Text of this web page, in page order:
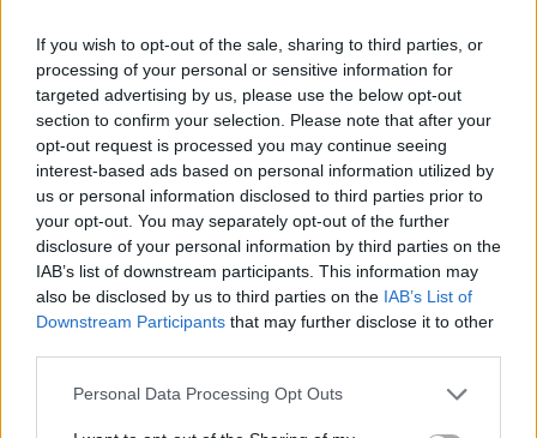
If you wish to opt-out of the sale, sharing to third parties, or
processing of your personal or sensitive information for
targeted advertising by us, please use the below opt-out
section to confirm your selection. Please note that after your
opt-out request is processed you may continue seeing
interest-based ads based on personal information utilized by
us or personal information disclosed to third parties prior to
your opt-out. You may separately opt-out of the further
disclosure of your personal information by third parties on the
IAB’s list of downstream participants. This information may
also be disclosed by us to third parties on the IAB’s List of
Downstream Participants that may further disclose it to other
Personal Data Processing Opt Outs